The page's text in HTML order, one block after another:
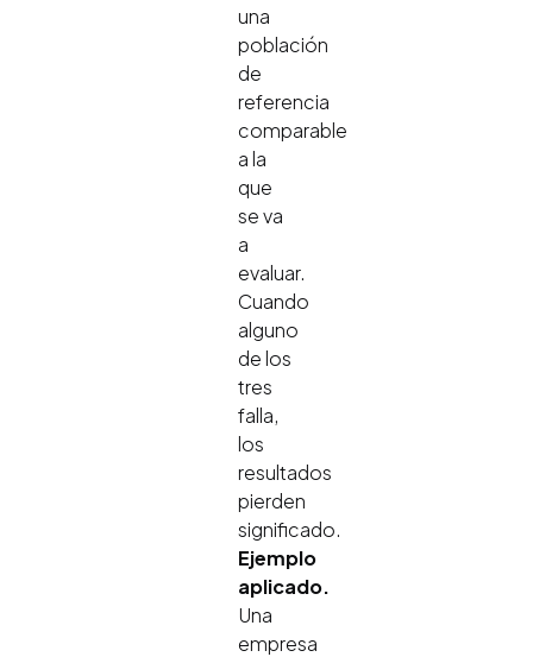
una
población
de
referencia
comparable
a la
que
se va
a
evaluar.
Cuando
alguno
de los
tres
falla,
los
resultados
pierden
significado.
Ejemplo
aplicado.
Una
empresa